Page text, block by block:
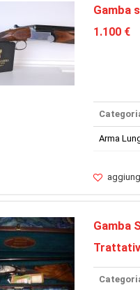
Gamba
1.100 €
Arma
Gamba